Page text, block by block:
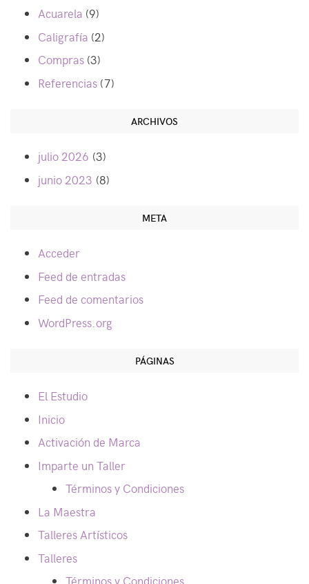
Acuarela (9)
Caligrafía (2)
Compras (3)
Referencias (7)
ARCHIVOS
julio 2026 (3)
junio 2023 (8)
META
Acceder
Feed de entradas
Feed de comentarios
WordPress.org
PÁGINAS
El Estudio
Inicio
Activación de Marca
Imparte un Taller
Términos y Condiciones
La Maestra
Talleres Artísticos
Talleres
Términos y Condiciones